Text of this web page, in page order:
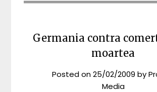
Germania contra
moartea
Posted on25/02/2009 by
Media